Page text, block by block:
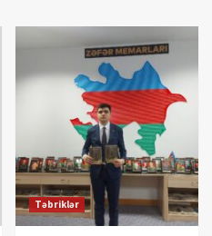
Təbriklər